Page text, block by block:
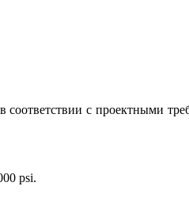
с проектными
psi.